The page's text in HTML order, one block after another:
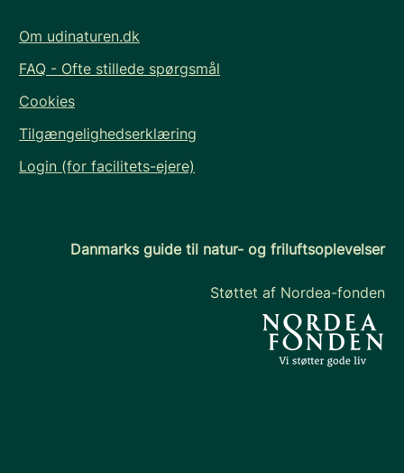
Om udinaturen.dk
FAQ - Ofte stillede spørgsmål
Cookies
Tilgængelighedserklæring
Login (for facilitets-ejere)
Danmarks guide til natur- og friluftsoplevelser
Støttet af Nordea-fonden